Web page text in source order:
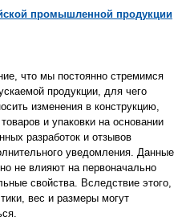
промышленной продукции
что мы постоянно стремимся
продукции, для чего
изменения в конструкцию,
и упаковки на основании
разработок и отзывов
уведомления. Данные
не влияют на первоначально
свойства. Вследствие этого,
вес и размеры могут